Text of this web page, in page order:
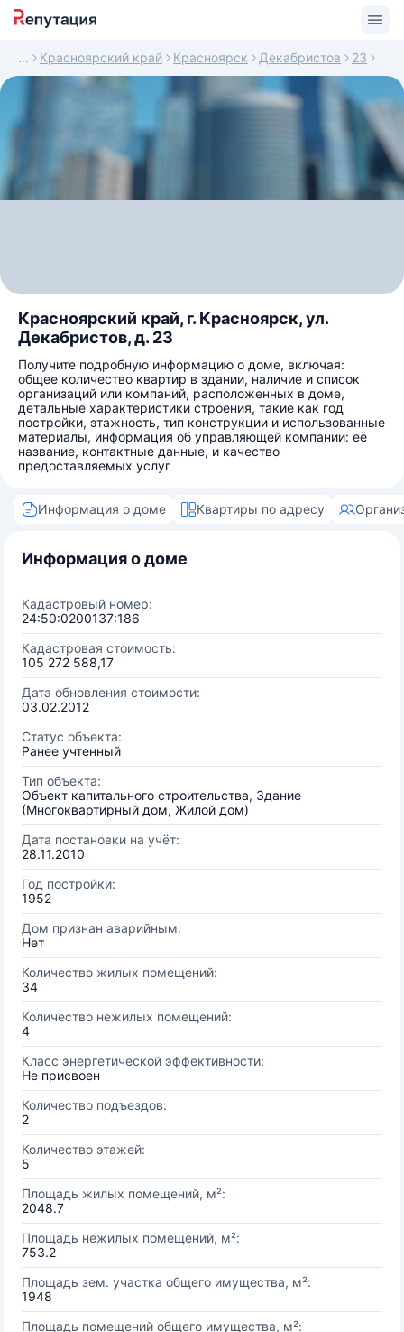
Красноярский край Красноярск Декабристов 23
Красноярский край, г. Красноярск, ул.
Декабристов, д. 23
Получите подробную информацию о доме, включая:
общее количество квартир в здании, наличие и список
организаций или компаний, расположенных в доме,
детальные характеристики строения, такие как год
постройки, этажность, тип конструкции и использованные
материалы, информация об управляющей компании: её
название, контактные данные, и качество
предоставляемых услуг
Информация о доме Квартиры по адресу
Информация о доме
Кадастровый номер:
24:50:0200137:186
Кадастровая стоимость:
105 272 588,17
Дата обновления стоимости:
03.02.2012
Статус объекта:
Ранее учтенный
Тип объекта:
Объект капитального строительства, Здание
(Многоквартирный дом, Жилой дом)
Дата постановки на учёт:
28.11.2010
Год постройки:
1952
Дом признан аварийным:
Нет
Количество жилых помещений:
34
Количество нежилых помещений:
4
Класс энергетической эффективности:
Не присвоен
Количество подъездов:
2
Количество этажей:
5
Площадь жилых помещений, м²:
2048.7
Площадь нежилых помещений, м²:
753.2
Площадь зем. участка общего имущества, м²:
1948
Площадь помещений общего имущества, м²: